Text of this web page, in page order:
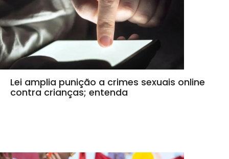
Lei amplia punição a crimes sexuais online
contra crianças; entenda